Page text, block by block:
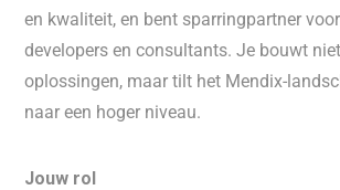
en kwaliteit, en bent sparringpartner
developers en consultants. Je bouwt
oplossingen, maar tilt het Mendix-
naar een hoger niveau.
Jouw rol